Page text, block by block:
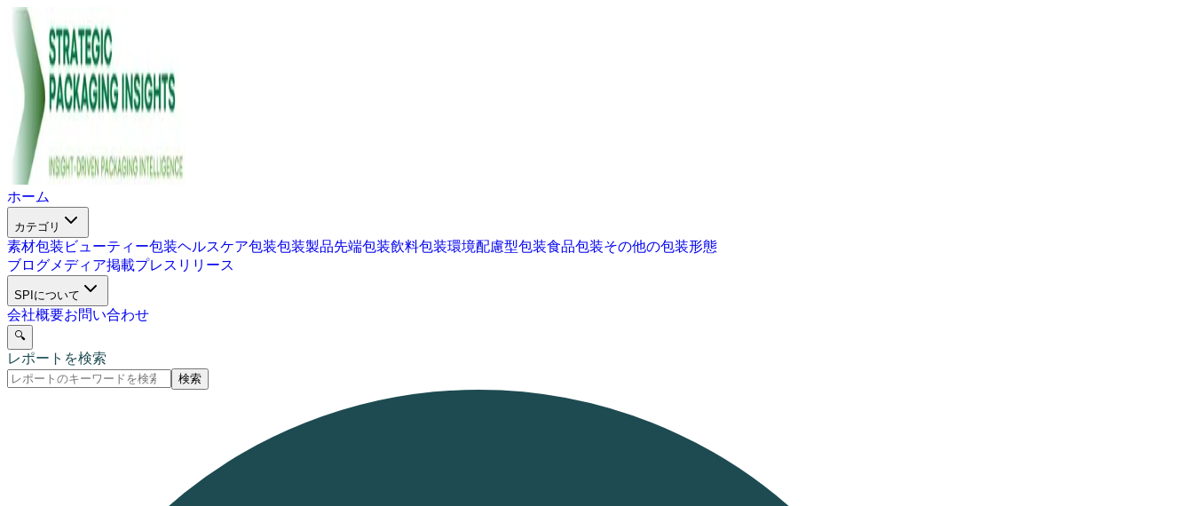
ホーム
カテゴリ
素材包装 ビューティー包装ヘルスケア包装包装製品先端包装飲料包装環境配慮型包装食品包装その他の包装形態
ブログメディア掲載プレスリリース
SPIについて
会社概要お問い合わせ
🔍
レポートを検索
検索